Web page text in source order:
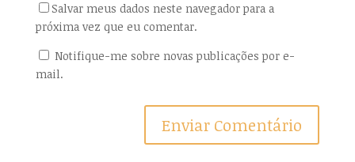
Salvar meus dados neste navegador para a
próxima vez que eu comentar.
Notifique-me sobre novas publicações por e-
mail.